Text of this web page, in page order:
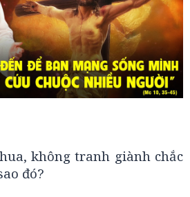
không tranh giành chắc
đó?